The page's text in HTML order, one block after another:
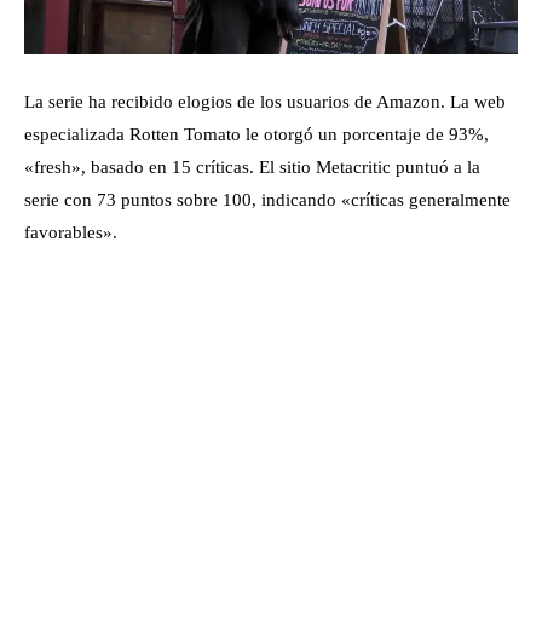
La serie ha recibido elogios de los usuarios de Amazon. La web
especializada Rotten Tomato le otorgó un porcentaje de 93%,
«fresh», basado en 15 críticas. El sitio Metacritic puntuó a la
serie con 73 puntos sobre 100, indicando «críticas generalmente
favorables».